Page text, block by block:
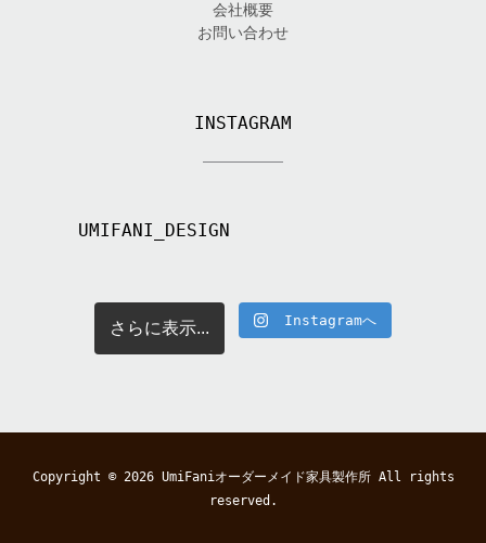
会社概要
お問い合わせ
INSTAGRAM
UMIFANI_DESIGN
さらに表示... Instagramへ
Copyright © 2026 UmiFaniオーダーメイド家具製作所All rights
reserved.